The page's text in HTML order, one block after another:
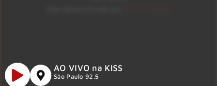
AO VIVO na KISS
São Paulo 92.5